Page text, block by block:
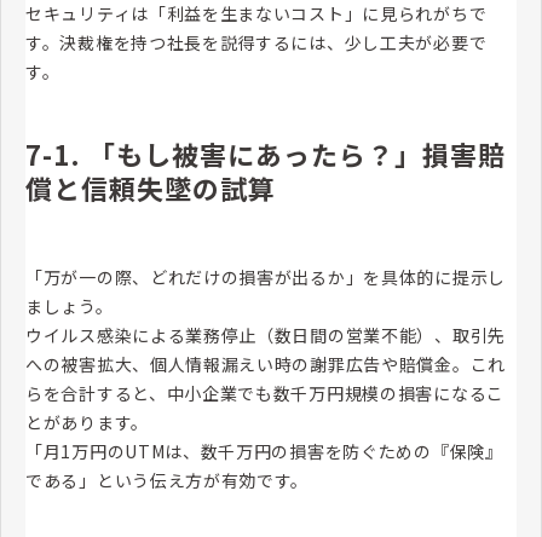
セキュリティは「利益を生まないコスト」に見られがちで
す。決裁権を持つ社長を説得するには、少し工夫が必要で
す。
7-1. 「もし被害にあったら？」損害賠
償と信頼失墜の試算
「万が一の際、どれだけの損害が出るか」を具体的に提示し
ましょう。
ウイルス感染による業務停止（数日間の営業不能）、取引先
への被害拡大、個人情報漏えい時の謝罪広告や賠償金。これ
らを合計すると、中小企業でも数千万円規模の損害になるこ
とがあります。
「月1万円のUTMは、数千万円の損害を防ぐための『保険』
である」という伝え方が有効です。